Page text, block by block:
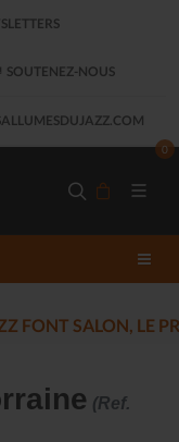
SOUTENEZ-NOUS
0
FONT SALON, LE
(Ref.